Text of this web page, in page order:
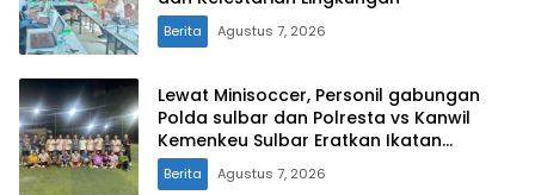
Berita Agustus 7, 2026
Lewat Minisoccer, Personil gabungan
Polda sulbar dan Polresta vs Kanwil
Kemenkeu Sulbar Eratkan Ikatan
Persaudaraan
Berita Agustus 7, 2026